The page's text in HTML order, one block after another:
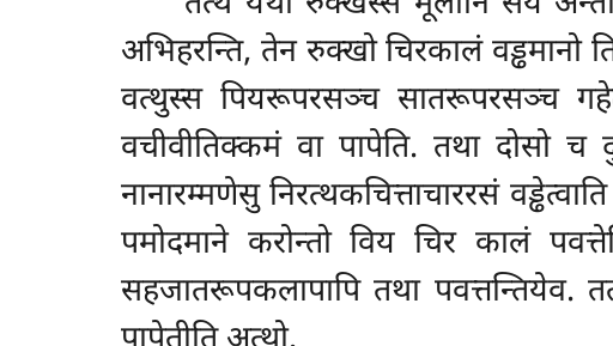
अभिहरन्ति, तेन रुक्खो चिरकालं वड्ढमानो
वत्थुस्स पियरूपरसञ्च सातरूपरसञ्च
वचीवीतिक्कमं वा पापेति. तथा दोसो
नानारम्मणेसु निरत्थकचित्ताचाररसं
पमोदमाने करोन्तो विय चिर कालं
सहजातरूपकलापापि तथा पवत्तन्तियेव.